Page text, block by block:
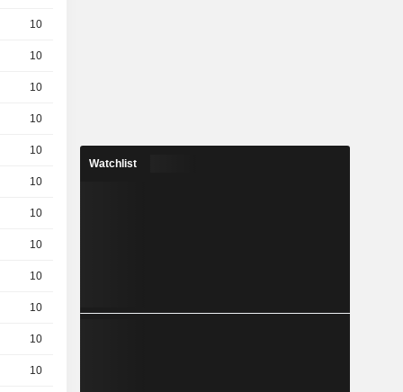
10
10
10
10
10
10
10
10
10
10
10
10
Watchlist